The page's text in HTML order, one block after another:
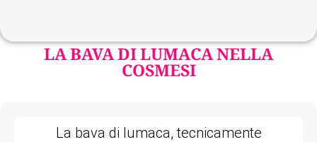
LA BAVA DI LUMACA NELLA
COSMESI
La bava di lumaca, tecnicamente